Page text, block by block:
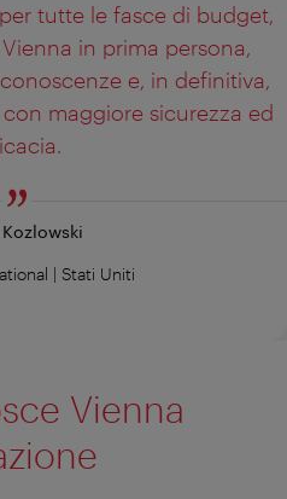
tutte le fasce di budget,
in prima persona,
e, in definitiva,
maggiore sicurezza ed
| Stati Uniti
Vienna